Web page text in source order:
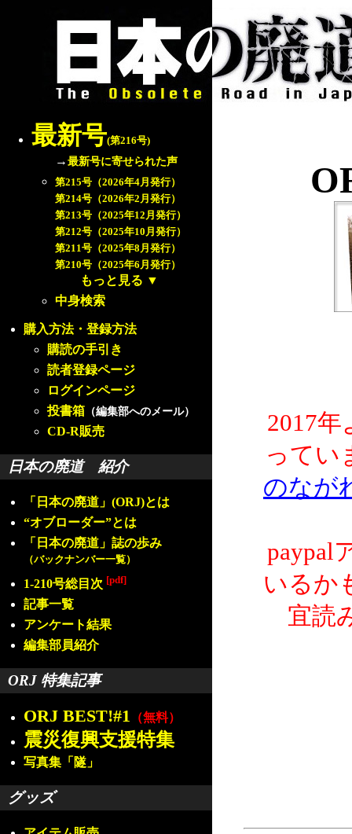
最新号(第216号)
→最新号に寄せられた声
第215号（2026年4月発行）
第214号（2026年2月発行）
第213号（2025年12月発行）
第212号（2025年10月発行）
第211号（2025年8月発行）
第210号（2025年6月発行）
もっと見る ▼
中身検索
購入方法・登録方法
購読の手引き
読者登録ページ
ログインページ
投書箱 （編集部へのメール）
CD-R販売
日本の廃道 紹介
「日本の廃道」(ORJ)とは
“オブローダー”とは
「日本の廃道」誌の歩み
（バックナンバー一覧）
1-210号総目次 [pdf]
記事一覧
アンケート結果
編集部員紹介
ORJ 特集記事
ORJ BEST!#1 （無料）
震災復興支援特集
写真集「隧」
グッズ
2017
ってい
のなが
paypal
いるか
宜読